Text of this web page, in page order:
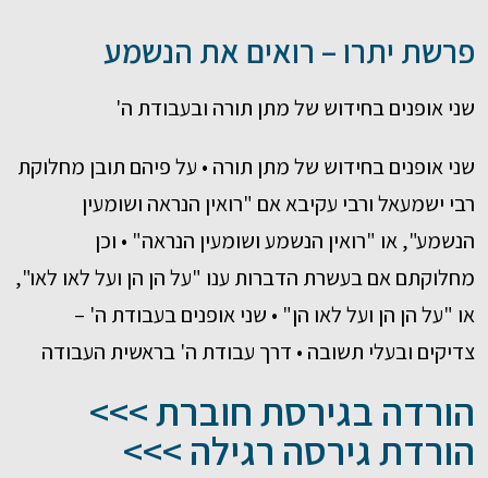
פרשת יתרו – רואים את הנשמע
שני אופנים בחידוש של מתן תורה ובעבודת ה'
שני אופנים בחידוש של מתן תורה • על פיהם תובן מחלוקת
רבי ישמעאל ורבי עקיבא אם "רואין הנראה ושומעין
הנשמע", או "רואין הנשמע ושומעין הנראה" • וכן
מחלוקתם אם בעשרת הדברות ענו "על הן הן ועל לאו לאו",
או "על הן הן ועל לאו הן" • שני אופנים בעבודת ה' –
צדיקים ובעלי תשובה • דרך עבודת ה' בראשית העבודה
הורדה בגירסת חוברת >>>
הורדת גירסה רגילה >>>